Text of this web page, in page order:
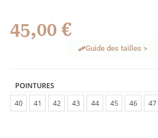
45,00 €
Guide des tailles >
POINTURES
40
41 42 43 44 45 46 47